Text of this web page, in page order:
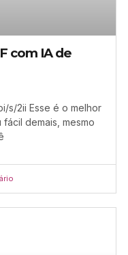
com IA de
s/2ii Esse é o melhor
demais, mesmo